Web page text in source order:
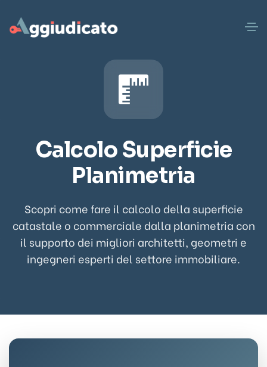
Calcolo Superficie
Planimetria
Scopri come fare il calcolo della superficie
catastale o commerciale dalla planimetria con
il supporto dei migliori architetti, geometri e
ingegneri esperti del settore immobiliare.